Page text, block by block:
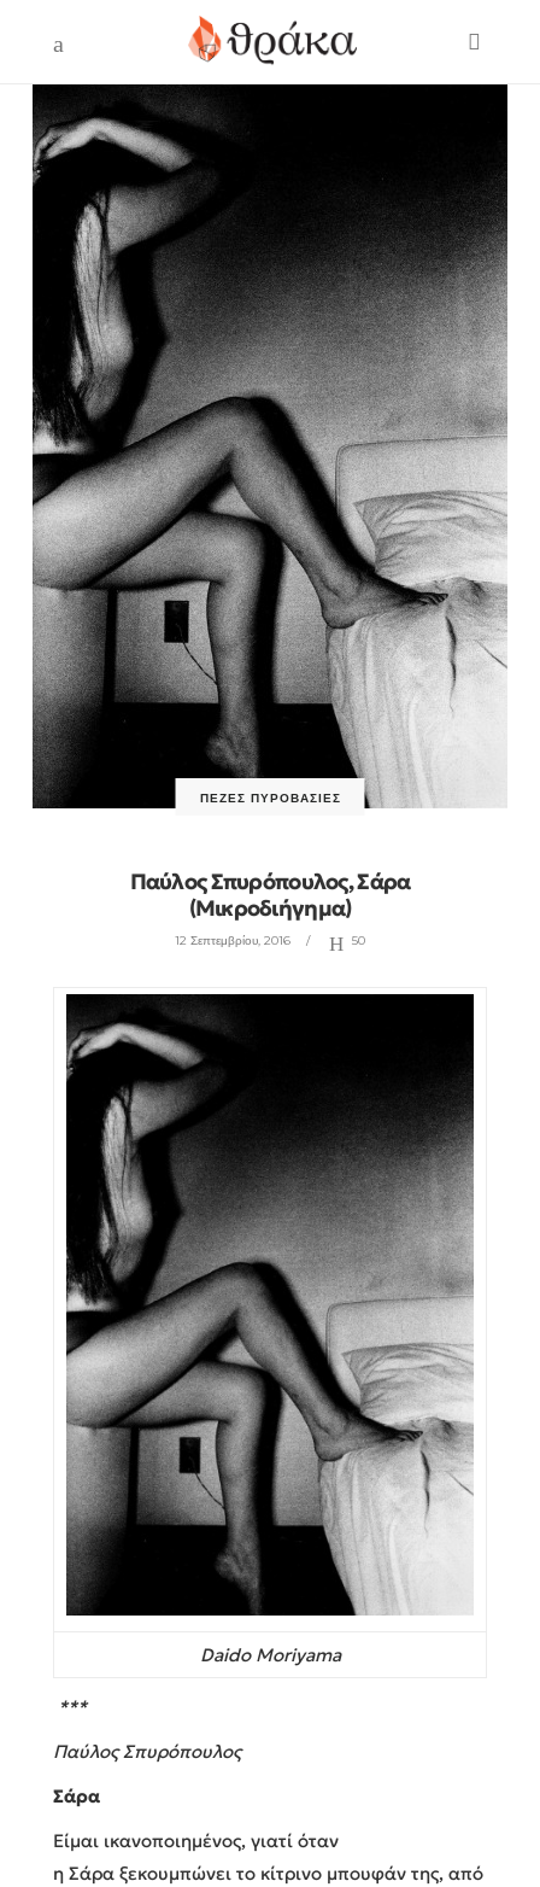
ΠΕΖΈΣ ΠΥΡΟΒΑΣΊΕΣ
Παύλος Σπυρόπουλος, Σάρα
(μικροδιήγημα)
12 Σεπτεμβρίου, 2016 50
Daido Moriyama
***
Παύλος Σπυρόπουλος
Σάρα
Είμαι ικανοποιημένος, γιατί όταν
η Σάρα ξεκουμπώνει το κίτρινο μπουφάν της, από